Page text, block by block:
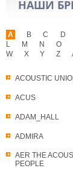
НАШИ
A
ACOUSTIC
ACUS
ADAM_HALL
ADMIRA
AER THE
PEOPLE
B C D
L
M N O
W
X Y Z